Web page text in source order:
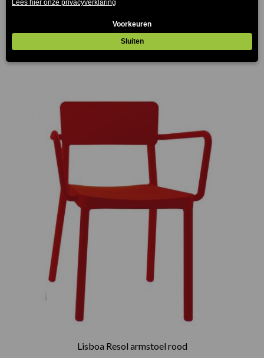
Baja Dubbel Tafelonderstel
(Prijs incl. btw: €53,24)
Lisboa Resol armstoel rood